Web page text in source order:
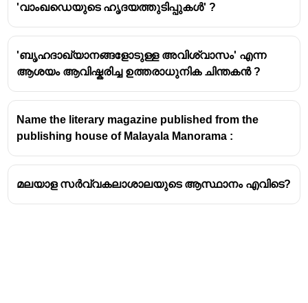
'വാംഖഡെയുടെ ഹൃദയത്തുടിപ്പുകൾ' ?
'ബൃഹദാഖ്യാനങ്ങളോടുള്ള അവിശ്വാസം' എന്ന
ആശയം ആവിഷ്കരിച്ച ഉത്തരാധുനിക ചിന്തകൻ ?
Name the literary magazine published from the
publishing house of Malayala Manorama :
മലയാള സർവ്വകലാശാലയുടെ ആസ്ഥാനം എവിടെ?